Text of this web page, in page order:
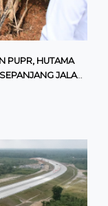
PUPR, HUTAMA
JALAN